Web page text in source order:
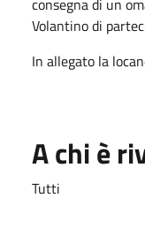
Volantino di
In allegato la
A chi è
Tutti